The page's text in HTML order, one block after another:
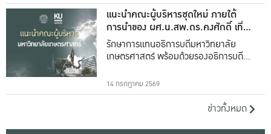
แนะนำคณะผู้บริหารชุดใหม่ ภายใต้
การนำของ ผศ.น.สพ.ดร.คงศักดิ์ เที่ยง
ธรรม
รักษาการแทนอธิการบดีมหาวิทยาลัย
เกษตรศาสตร์ พร้อมด้วยรองอธิการบดีทั้ง
14 กรกฎาคม 2569
ข่าวทั้งหมด